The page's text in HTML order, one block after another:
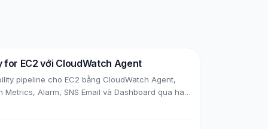
EC2 với CloudWatch Agent
pipeline cho EC2 bằng CloudWatch Agent,
Alarm, SNS Email và Dashboard qua hai